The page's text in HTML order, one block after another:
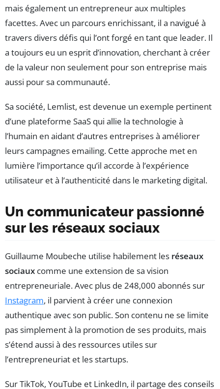
mais également un entrepreneur aux multiples
facettes. Avec un parcours enrichissant, il a navigué à
travers divers défis qui l’ont forgé en tant que leader. Il
a toujours eu un esprit d’innovation, cherchant à créer
de la valeur non seulement pour son entreprise mais
aussi pour sa communauté.
Sa société, Lemlist, est devenue un exemple pertinent
d’une plateforme SaaS qui allie la technologie à
l’humain en aidant d’autres entreprises à améliorer
leurs campagnes emailing. Cette approche met en
lumière l’importance qu’il accorde à l’expérience
utilisateur et à l’authenticité dans le marketing digital.
Un communicateur passionné
sur les réseaux sociaux
Guillaume Moubeche utilise habilement les réseaux
sociaux comme une extension de sa vision
entrepreneuriale. Avec plus de 248,000 abonnés sur
Instagram, il parvient à créer une connexion
authentique avec son public. Son contenu ne se limite
pas simplement à la promotion de ses produits, mais
s’étend aussi à des ressources utiles sur
l’entrepreneuriat et les startups.
Sur TikTok, YouTube et LinkedIn, il partage des conseils